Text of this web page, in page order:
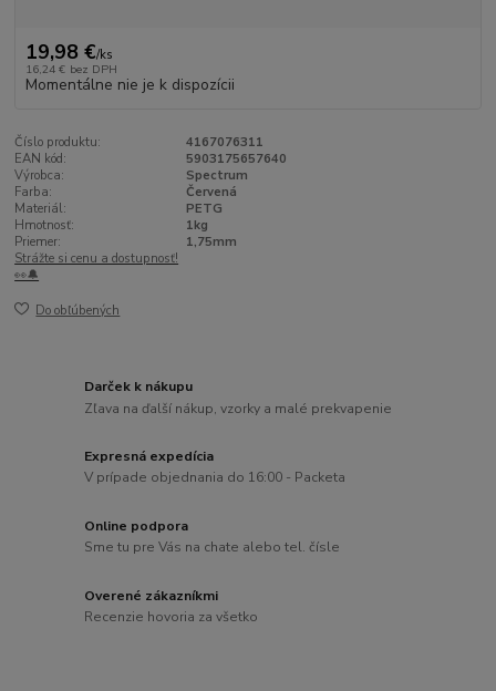
19,98 €/ks
16,24 € bez DPH
Momentálne nie je k dispozícii
Číslo produktu:
4167076311
EAN kód:
5903175657640
Výrobca:
Spectrum
Farba:
Červená
Materiál:
PETG
Hmotnosť:
1kg
Priemer:
1,75mm
Strážte si cenu a dostupnosť!
👀🔔
Do obľúbených
Darček k nákupu
Zľava na ďalší nákup, vzorky a malé prekvapenie
Expresná expedícia
V prípade objednania do 16:00 - Packeta
Online podpora
Sme tu pre Vás na chate alebo tel. čísle
Overené zákazníkmi
Recenzie hovoria za všetko